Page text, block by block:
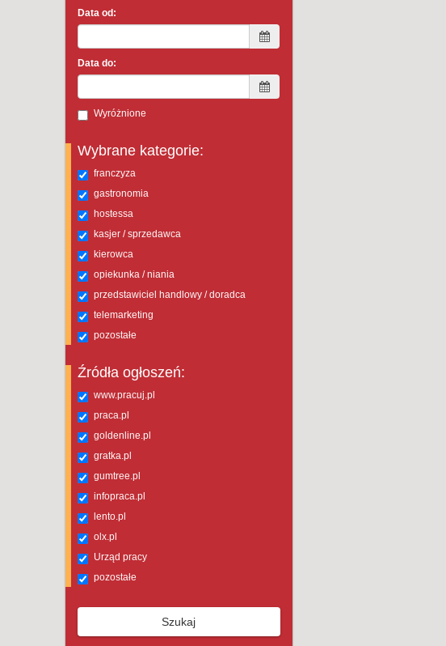
Data od:
Data do:
Wyróżnione
Wybrane kategorie:
franczyza
gastronomia
hostessa
kasjer / sprzedawca
kierowca
opiekunka / niania
przedstawiciel handlowy / doradca
telemarketing
pozostałe
Źródła ogłoszeń:
www.pracuj.pl
praca.pl
goldenline.pl
gratka.pl
gumtree.pl
infopraca.pl
lento.pl
olx.pl
Urząd pracy
pozostałe
Szukaj